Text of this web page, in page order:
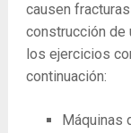
causen
construcción de
los ejercicios
continuación:
Máquinas